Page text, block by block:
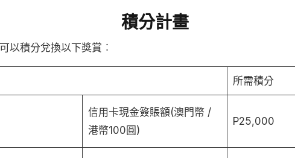
積分計畫
以積分兌換以下獎賞︰
所需積分
信用卡現金簽賬額(澳門幣 /
港幣100圓)
P25,000